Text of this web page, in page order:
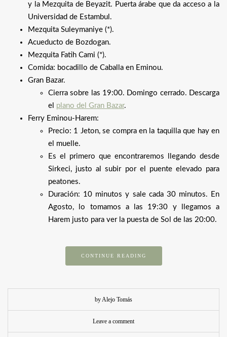
y la Mezquita de Beyazit. Puerta árabe que da acceso a la
Universidad de Estambul.
Mezquita Suleymaniye (*).
Acueducto de Bozdogan.
Mezquita Fatih Cami (*).
Comida: bocadillo de Caballa en Eminou.
Gran Bazar.
Cierra sobre las 19:00. Domingo cerrado. Descarga
el plano del Gran Bazar.
Ferry Eminou-Harem:
Precio: 1 Jeton, se compra en la taquilla que hay en
el muelle.
Es el primero que encontraremos llegando desde
Sirkeci, justo al subir por el puente elevado para
peatones.
Duración: 10 minutos y sale cada 30 minutos. En
Agosto, lo tomamos a las 19:30 y llegamos a
Harem justo para ver la puesta de Sol de las 20:00.
CONTINUE READING
by Alejo Tomás
Leave a comment